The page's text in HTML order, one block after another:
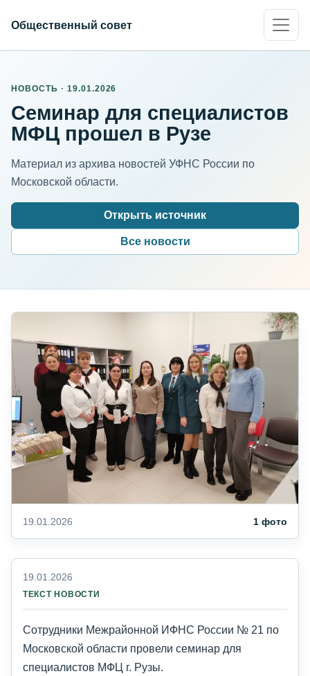
Общественный совет
НОВОСТЬ · 19.01.2026
Семинар для специалистов
МФЦ прошел в Рузе
Материал из архива новостей УФНС России по
Московской области.
Открыть источник
Все новости
19.01.2026 1 фото
19.01.2026
ТЕКСТ НОВОСТИ
Сотрудники Межрайонной ИФНС России № 21 по
Московской области провели семинар для
специалистов МФЦ г. Рузы.